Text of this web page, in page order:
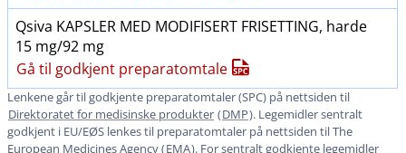
Qsiva KAPSLER MED MODIFISERT FRISETTING, harde
15 mg/92 mg
Gå til godkjent preparatomtale
Lenkene går til godkjente preparatomtaler (SPC) på nettsiden til
Direktoratet for medisinske produkter (DMP). Legemidler sentralt
godkjent i EU​/​EØS lenkes til preparatomtaler på nettsiden til The
European Medicines Agency (EMA). For sentralt godkjente legemidler